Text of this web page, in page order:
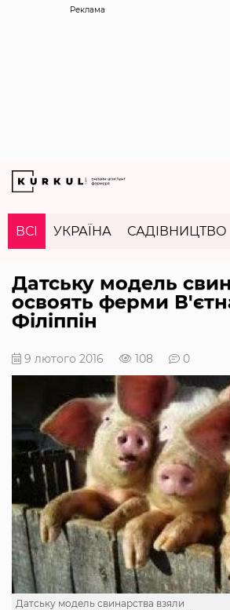
Реклама
ВСІ УКРАЇНА САДІВНИЦТВО
Датську модель
освоять ферми
Філіппін
9 лютого 2016 108 0
Датську модель свинарства взяли